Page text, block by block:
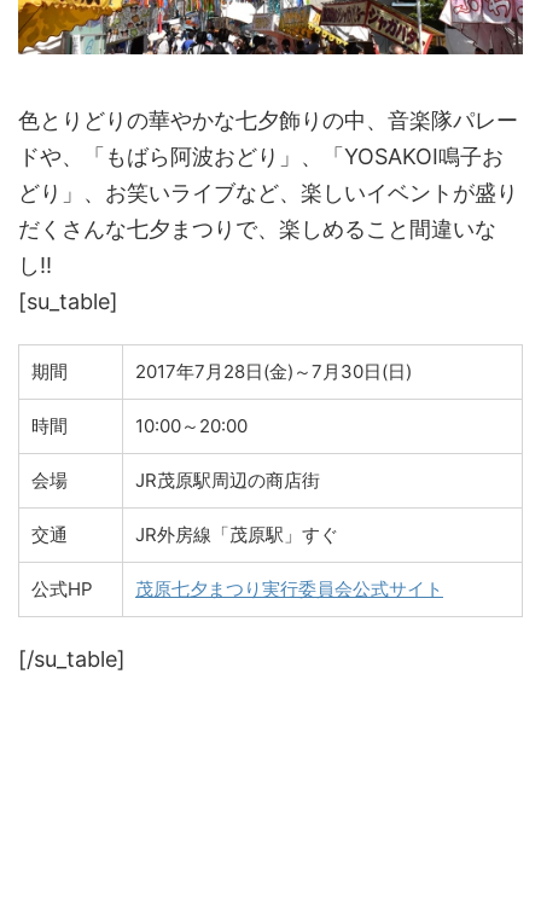
色とりどりの華やかな七夕飾りの中、音楽隊パレー
ドや、「もばら阿波おどり」、「YOSAKOI鳴子お
どり」、お笑いライブなど、楽しいイベントが盛り
だくさんな七夕まつりで、楽しめること間違いな
し!!
[su_table]
期間 2017年7月28日(金)～7月30日(日)
時間 10:00～20:00
会場 JR茂原駅周辺の商店街
交通 JR外房線「茂原駅」すぐ
公式HP 茂原七夕まつり実行委員会公式サイト
[/su_table]